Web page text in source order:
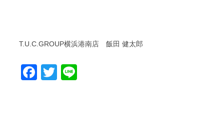
T.U.C.GROUP横浜港南店 飯田 健太郎
Facebook
Twitter